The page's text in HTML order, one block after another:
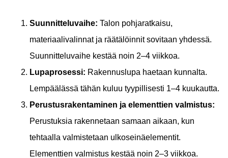
Suunnitteluvaihe: Talon pohjaratkaisu,
materiaalivalinnat ja räätälöinnit sovitaan yhdessä.
Suunnitteluvaihe kestää noin 2–4 viikkoa.
Lupaprosessi: Rakennuslupa haetaan kunnalta.
Lempäälässä tähän kuluu tyypillisesti 1–4 kuukautta.
Perustusrakentaminen ja elementtien valmistus:
Perustuksia rakennetaan samaan aikaan, kun
tehtaalla valmistetaan ulkoseinäelementit.
Elementtien valmistus kestää noin 2–3 viikkoa.